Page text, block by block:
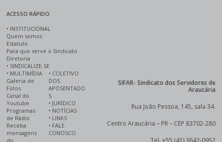
ACESSO RÁPIDO
• INSTITUCIONAL
Quem somos
Estatuto
Para que serve o Sindicato
Diretoria
• SINDICALIZE-SE
• MULTIMÍDIA
Galeria de
Fotos
Canal do
Youtube
Programas
de Rádio
Receba
mensagens
do
• COLETIVO
DOS
APOSENTADO
S
• JURÍDICO
• NOTÍCIAS
• LINKS
• FALE
CONOSCO
SIFAR- Sindicato dos Servidores de
Araucária
Rua João Pessoa, 145, sala 34.
Centro Araucária – PR – CEP 83702-280
Tel. +55 (41) 3642-0952